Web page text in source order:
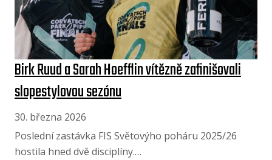
Birk Ruud a Sarah Hoefflin vítězně zafinišovali
slopestylovou sezónu
30. března 2026
Poslední zastávka FIS Světovýho poháru 2025/26
hostila hned dvě disciplíny.…